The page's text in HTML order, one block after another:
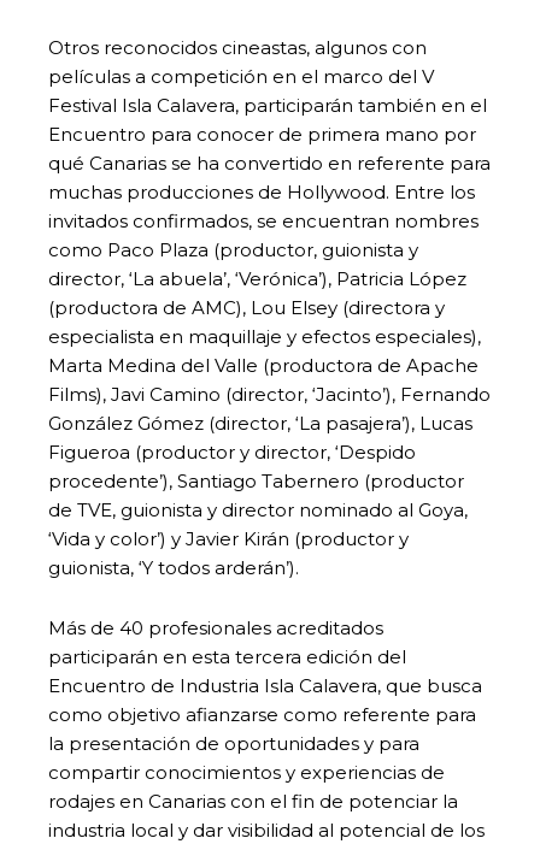
Otros reconocidos cineastas, algunos con
películas a competición en el marco del V
Festival Isla Calavera, participarán también en el
Encuentro para conocer de primera mano por
qué Canarias se ha convertido en referente para
muchas producciones de Hollywood. Entre los
invitados confirmados, se encuentran nombres
como Paco Plaza (productor, guionista y
director, ‘La abuela’, ‘Verónica’), Patricia López
(productora de AMC), Lou Elsey (directora y
especialista en maquillaje y efectos especiales),
Marta Medina del Valle (productora de Apache
Films), Javi Camino (director, ‘Jacinto’), Fernando
González Gómez (director, ‘La pasajera’), Lucas
Figueroa (productor y director, ‘Despido
procedente’), Santiago Tabernero (productor
de TVE, guionista y director nominado al Goya,
‘Vida y color’) y Javier Kirán (productor y
guionista, ‘Y todos arderán’).
Más de 40 profesionales acreditados
participarán en esta tercera edición del
Encuentro de Industria Isla Calavera, que busca
como objetivo afianzarse como referente para
la presentación de oportunidades y para
compartir conocimientos y experiencias de
rodajes en Canarias con el fin de potenciar la
industria local y dar visibilidad al potencial de los